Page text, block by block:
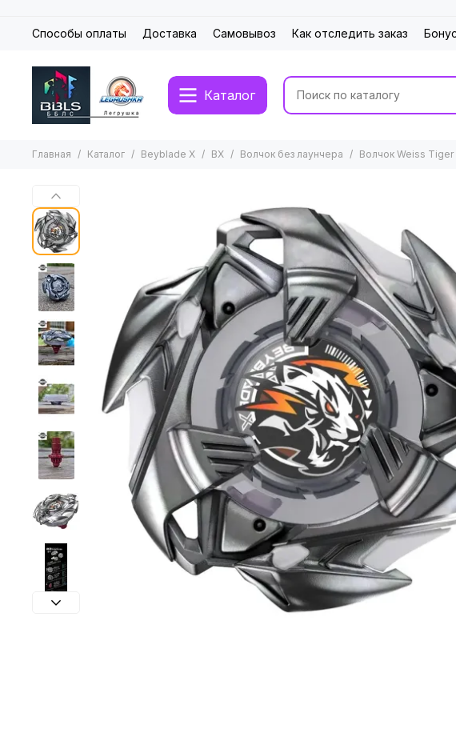
Способы оплаты Доставка Самовывоз Как отследить заказ
Каталог
Главная Каталог Beyblade X BX Волчок без лаунчера Волчок Weiss